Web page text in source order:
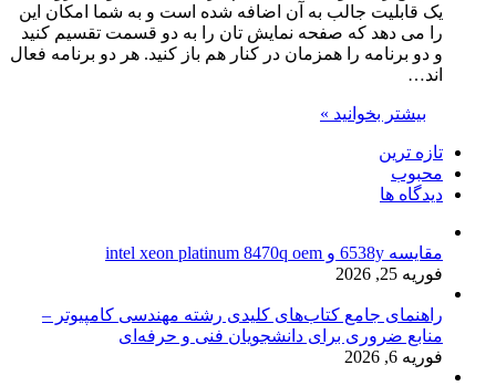
یک قابلیت جالب به آن اضافه شده است و به شما امکان این
را می دهد که صفحه نمایش تان را به دو قسمت تقسیم کنید
و دو برنامه را همزمان در کنار هم باز کنید. هر دو برنامه فعال
اند…
بیشتر بخوانید »
تازه ترین
محبوب
دیدگاه ها
مقایسه 6538y و intel xeon platinum 8470q oem
فوریه 25, 2026
راهنمای جامع کتاب‌های کلیدی رشته مهندسی کامپیوتر –
منابع ضروری برای دانشجویان فنی و حرفه‌ای
فوریه 6, 2026